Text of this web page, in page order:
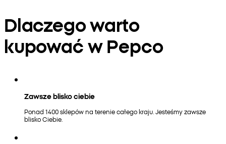
Dlaczego warto
kupować w Pepco
Zawsze blisko ciebie
Ponad 1400 sklepów na terenie całego kraju. Jesteśmy zawsze
blisko Ciebie.